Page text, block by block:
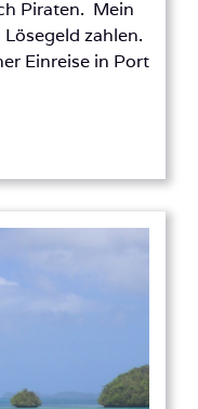
Piraten. Mein
zahlen.
Einreise in Port